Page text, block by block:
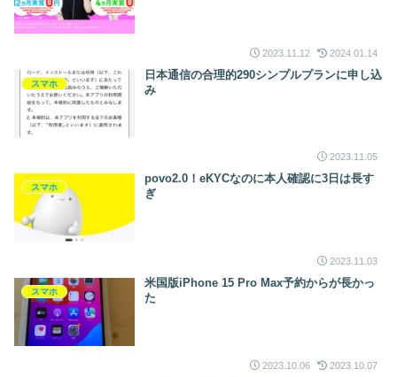
2023.11.12 2024.01.14
スマホ
日本通信の合理的290シンプルプランに申し込
み
2023.11.05
スマホ
povo2.0！eKYCなのに本人確認に3日は長す
ぎ
2023.11.03
スマホ
米国版iPhone 15 Pro Max予約からが長かっ
た
2023.10.06 2023.10.07